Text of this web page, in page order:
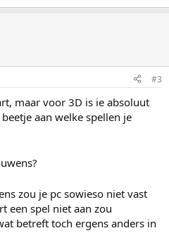
#3
maar voor 3D is ie absoluut
aan welke spellen je
zou je pc sowieso niet vast
een spel niet aan zou
betreft toch ergens anders in